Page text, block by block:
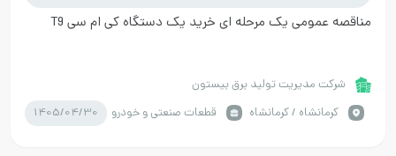
مناقصه عمومی یک مرحله ای خرید یک دستگاه کی ام سی T9
شرکت مدیریت تولید برق بیستون
كرمانشاه / کرمانشاه
قطعات صنعتی و خودرو 1405/04/30